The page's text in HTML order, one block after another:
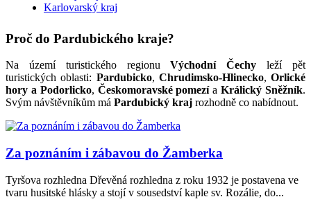
Karlovarský kraj
Proč do Pardubického kraje?
Na území turistického regionuVýchodní Čechy leží pět
turistických oblasti: Pardubicko, Chrudimsko-Hlinecko, Orlické
hory a Podorlicko, Českomoravské pomezíaKrálický Sněžník.
Svým návštěvníkům má Pardubický kraj rozhodně co nabídnout.
Za poznáním i zábavou do Žamberka
Tyršova rozhledna Dřevěná rozhledna z roku 1932 je postavena ve
tvaru husitské hlásky a stojí v sousedství kaple sv. Rozálie, do...